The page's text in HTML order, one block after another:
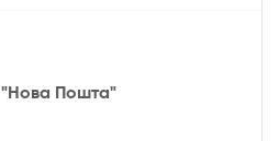
"Нова Пошта"